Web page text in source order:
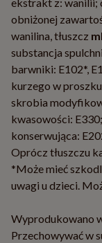
ekstrakt z: wanilii;
obniżonej
wanilina, tłuszcz
substancja
barwniki: E102*,
kurzego w
skrobia
kwasowości:
konserwująca:
Oprócz tłuszczu
*Może mieć
uwagi u dzieci.
Wyprodukowano
Przechowywać w